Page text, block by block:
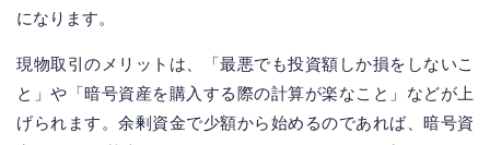
になります。
現物取引のメリットは、「最悪でも投資額しか損をしないこ
と」や「暗号資産を購入する際の計算が楽なこと」などが上
げられます。余剰資金で少額から始めるのであれば、暗号資